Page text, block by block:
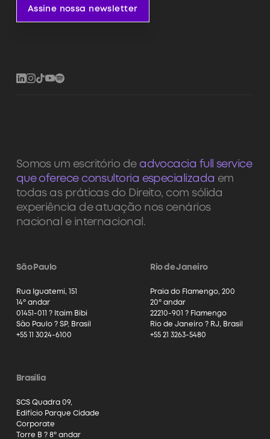
Assine nossa newsletter
Somos um escritório de advocacia full service
que oferece consultoria especializada em
todas as práticas do Direito, com sólida
experiência de atuação nos cenários
nacional e internacional.
São Paulo
Rua Iguatemi, 151
14º andar
01451-011 ? Itaim Bibi
São Paulo ? SP, Brasil
+55 11 3024-6100
Rio de Janeiro
Praia do Flamengo, 200
20º andar
22210-901 ? Flamengo
Rio de Janeiro ? RJ, Brasil
+55 21 3263-5480
Brasília
SCS Quadra 09,
Edifício Parque Cidade
Corporate
Torre B ? 8º andar